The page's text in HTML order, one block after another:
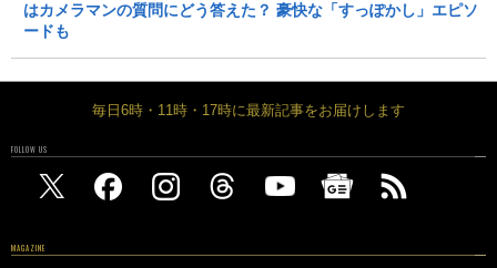
はカメラマンの質問にどう答えた？ 豪快な「すっぽかし」エピソ
ードも
毎日6時・11時・17時に最新記事をお届けします
FOLLOW US
MAGAZINE